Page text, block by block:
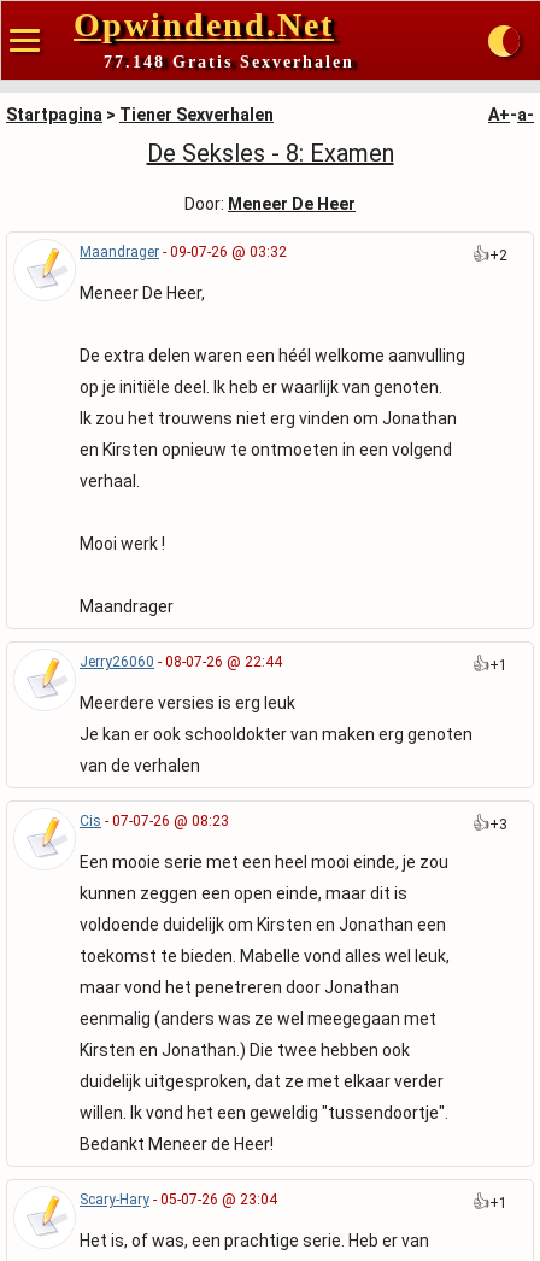
Opwindend.Net
77.148 Gratis Sexverhalen
Startpagina > Tiener Sexverhalen A+-a-
De Seksles - 8: Examen
Door: Meneer De Heer
Maandrager - 09-07-26 @ 03:32
Meneer De Heer,
De extra delen waren een héél welkome aanvulling
op je initiële deel. Ik heb er waarlijk van genoten.
Ik zou het trouwens niet erg vinden om Jonathan
en Kirsten opnieuw te ontmoeten in een volgend
verhaal.
Mooi werk !
Maandrager
👍+2
Jerry26060 - 08-07-26 @ 22:44
Meerdere versies is erg leuk
Je kan er ook schooldokter van maken erg genoten
van de verhalen
👍+1
Cis - 07-07-26 @ 08:23
Een mooie serie met een heel mooi einde, je zou
kunnen zeggen een open einde, maar dit is
voldoende duidelijk om Kirsten en Jonathan een
toekomst te bieden. Mabelle vond alles wel leuk,
maar vond het penetreren door Jonathan
eenmalig (anders was ze wel meegegaan met
Kirsten en Jonathan.) Die twee hebben ook
duidelijk uitgesproken, dat ze met elkaar verder
willen. Ik vond het een geweldig "tussendoortje".
Bedankt Meneer de Heer!
👍+3
Scary-Hary - 05-07-26 @ 23:04
Het is, of was, een prachtige serie. Heb er van
👍+1